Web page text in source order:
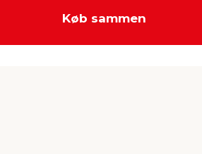
Køb sammen